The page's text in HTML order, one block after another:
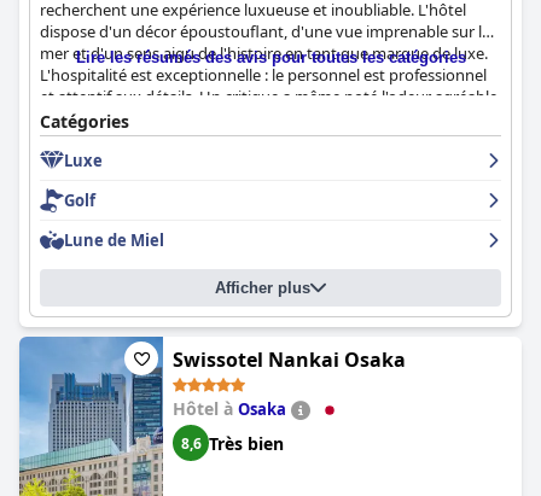
recherchent une expérience luxueuse et inoubliable. L'hôtel
dispose d'un décor époustouflant, d'une vue imprenable sur la
mer et d'un sens aigu de l'histoire en tant que marque de luxe.
L'hospitalité est exceptionnelle : le personnel est professionnel
et attentif aux détails. Un critique a même noté l'odeur agréable
qui se dégage du couloir menant au restaurant du petit-
déjeuner. Bien que la mer soit un peu loin, l'hôtel offre une
atmosphère unique et des installations de premier ordre. C'est
un excellent choix pour les occasions spéciales comme les
anniversaires.
Lire les résumés des avis pour toutes les catégories
Catégories
Luxe
Golf
Lune de Miel
Afficher plus
Swissotel Nankai Osaka
Hôtel à Osaka
8,6 Très bien